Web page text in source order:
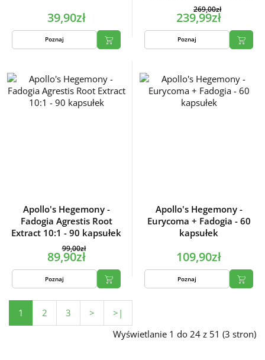
39,90zł
Poznaj
269,00zł
239,99zł
Poznaj
Apollo's Hegemony -
Fadogia Agrestis Root
Extract 10:1 - 90 kapsułek
99,00zł
89,90zł
Poznaj
Apollo's Hegemony -
Eurycoma + Fadogia - 60
kapsułek
109,90zł
Poznaj
1 2 3 >
>|
Wyświetlanie 1 do 24 z 51 (3 stron)